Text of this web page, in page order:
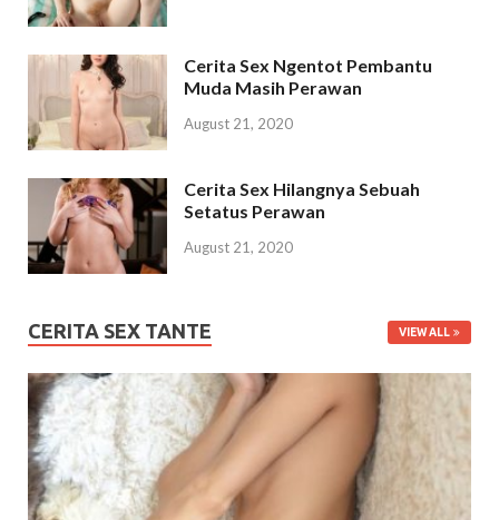
Cerita Sex Ngentot Pembantu
Muda Masih Perawan
August 21, 2020
Cerita Sex Hilangnya Sebuah
Setatus Perawan
August 21, 2020
CERITA SEX TANTE VIEW ALL